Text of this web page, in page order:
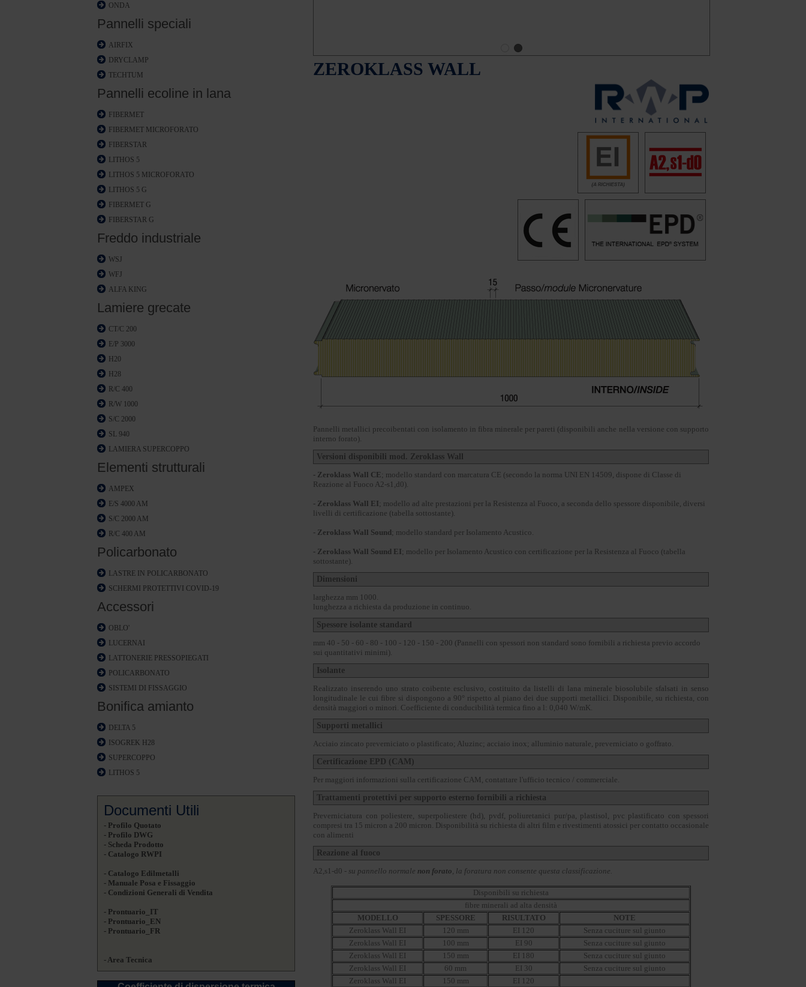
ONDA
Pannelli speciali
AIRFIX
DRYCLAMP
TECHTUM
Pannelli ecoline in lana
FIBERMET
FIBERMET MICROFORATO
FIBERSTAR
LITHOS 5
LITHOS 5 MICROFORATO
LITHOS 5 G
FIBERMET G
FIBERSTAR G
Freddo industriale
WSJ
WFJ
ALFA KING
Lamiere grecate
CT/C 200
E/P 3000
H20
H28
R/C 400
R/W 1000
S/C 2000
SL 940
LAMIERA SUPERCOPPO
Elementi strutturali
AMPEX
E/S 4000 AM
S/C 2000 AM
R/C 400 AM
Policarbonato
LASTRE IN POLICARBONATO
SCHERMI PROTETTIVI COVID-19
Accessori
OBLO'
LUCERNAI
LATTONERIE PRESSOPIEGATI
POLICARBONATO
SISTEMI DI FISSAGGIO
Bonifica amianto
DELTA 5
ISOGREK H28
SUPERCOPPO
LITHOS 5
Documenti Utili
- Profilo Quotato
- Profilo DWG
- Scheda Prodotto
- Catalogo RWPI
- Catalogo Edilmetalli
- Manuale Posa e Fissaggio
- Condizioni Generali di Vendita
- Prontuario_IT
- Prontuario_EN
- Prontuario_FR
- Area Tecnica
ZEROKLASS WALL
Pannelli metallici precoibentati con isolamento in fibra minerale per pareti (disponibili anche nella versione con supporto
interno forato).
Versioni disponibili mod. Zeroklass Wall
- Zeroklass Wall CE; modello standard con marcatura CE (secondo la norma UNI EN 14509, dispone di Classe di
Reazione al Fuoco A2-s1,d0).
- Zeroklass Wall EI; modello ad alte prestazioni per la Resistenza al Fuoco, a seconda dello spessore disponibile, diversi
livelli di certificazione (tabella sottostante).
- Zeroklass Wall Sound; modello standard per Isolamento Acustico.
- Zeroklass Wall Sound EI; modello per Isolamento Acustico con certificazione per la Resistenza al Fuoco (tabella
sottostante).
Dimensioni
larghezza mm 1000.
lunghezza a richiesta da produzione in continuo.
Spessore isolante standard
mm 40 - 50 - 60 - 80 - 100 - 120 - 150 - 200 (Pannelli con spessori non standard sono fornibili a richiesta previo accordo
sui quantitativi minimi).
Isolante
Realizzato inserendo uno strato coibente esclusivo, costituito da listelli di lana minerale biosolubile sfalsati in senso
longitudinale le cui fibre si dispongono a 90° rispetto al piano dei due supporti metallici. Disponibile, su richiesta, con
densità maggiori o minori. Coefficiente di conducibilità termica fino a l: 0,040 W/mK.
Supporti metallici
Acciaio zincato preverniciato o plastificato; Aluzinc; acciaio inox; alluminio naturale, preverniciato o goffrato.
Certificazione EPD (CAM)
Per maggiori informazioni sulla certificazione CAM, contattare l'ufficio tecnico / commerciale.
Trattamenti protettivi per supporto esterno fornibili a richiesta
Preverniciatura con poliestere, superpoliestere (hd), pvdf, poliuretanici pur/pa, plastisol, pvc plastificato con spessori
compresi tra 15 micron a 200 micron. Disponibilità su richiesta di altri film e rivestimenti atossici per contatto occasionale
con alimenti
Reazione al fuoco
A2,s1-d0 - su pannello normale non forato, la foratura non consente questa classificazione.
Disponibili su richiesta
fibre minerali ad alta densità
MODELLO
SPESSORE RISULTATO
NOTE
Zeroklass Wall EI
120 mm EI 120
Senza cuciture sul giunto
Zeroklass Wall EI
100 mm EI 90
Senza cuciture sul giunto
Zeroklass Wall EI
150 mm EI 180
Senza cuciture sul giunto
Zeroklass Wall EI
60 mm EI 30
Senza cuciture sul giunto
Zeroklass Wall EI
150 mm
EI 120